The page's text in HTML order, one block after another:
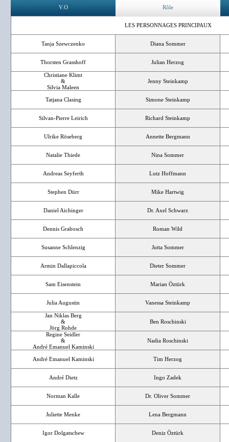
V.O Rôle
LES PERSONNAGES PRINCIPAUX
Tanja Szewczenko Diana Sommer
Thorsten Grasshoff Julian Herzog
Christiane Klimt
&
Silvia Maleen
Jenny Steinkamp
Tatjana Clasing Simone Steinkamp
Silvan-Pierre Leirich Richard Steinkamp
Ulrike Röseberg Annette Bergmann
Natalie Thiede Nina Sommer
Andreas Seyferth Lutz Hoffmann
Stephen Dürr Mike Hartwig
Daniel Aichinger Dr. Axel Schwarz
Dennis Grabosch Roman Wild
Susanne Schlenzig Jutta Sommer
Armin Dallapiccola Dieter Sommer
Sam Eisenstein Marian Öztürk
Julia Augustin Vanessa Steinkamp
Jan Niklas Berg
&
Jörg Rohde
Ben Roschinski
Regine Seidler
&
André Emanuel Kaminski
Nadia Roschinski
André Emanuel Kaminski Tim Herzog
André Dietz Ingo Zadek
Norman Kalle Dr. Oliver Sommer
Juliette Menke Lena Bergmann
Igor Dolgatschew Deniz Öztürk